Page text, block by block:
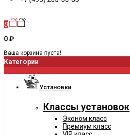
0
0 ₽
Ваша корзина пуста!
Категории
Установки
Классы установок
Эконом класс
Премиум класс